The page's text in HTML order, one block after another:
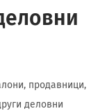
продавници,
деловни